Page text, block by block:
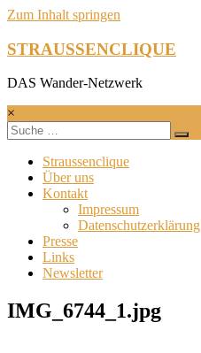
Zum Inhalt springen
STRAUSSENCLIQUE
DAS Wander-Netzwerk
×
Straussenclique
Über uns
Kontakt
Impressum
Datenschutzerklärung
Presse
Links
Newsletter
IMG_6744_1.jpg